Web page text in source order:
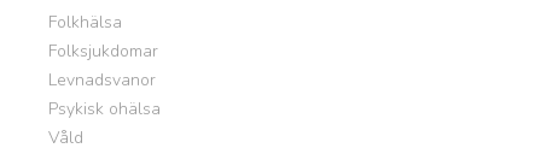
Folkhälsa
Folksjukdomar
Levnadsvanor
Psykisk ohälsa
Våld